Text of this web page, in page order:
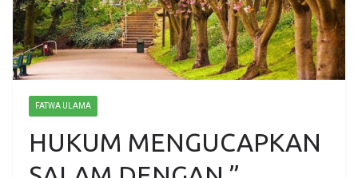
FATWA ULAMA
HUKUM MENGUCAPKAN